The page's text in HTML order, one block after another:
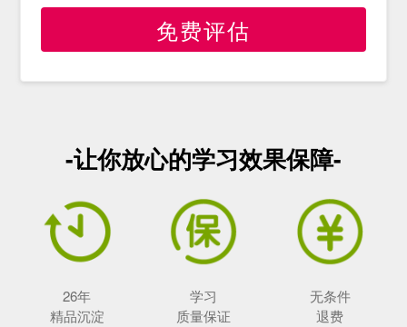
免费评估
-让你放心的学习效果保障-
26年
精品沉淀
学习
质量保证
无条件
退费